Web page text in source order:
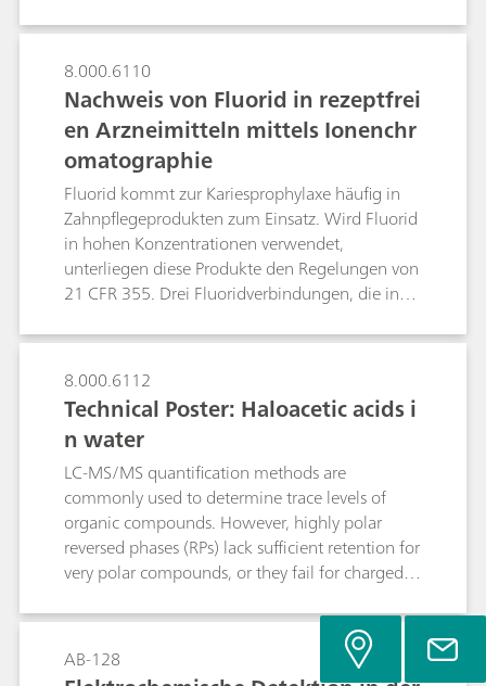
Identifikation gegenwärtig mittels
nasschemischer Verfahren und die Bestimmung
durch manuelle Titration, die bekanntermassen
eine geringere Präzision und Genauigkeit bietet.
Im Rahmen der globalen Modernisierung der
USP-Monographien wurde eine selektive und
empfindlichere Alternativmethode entwickelt
und validiert ‒ die Ionenchromatographie (IC).
Die vorgeschlagene IC-Methode kann auch
anstelle nasschemischer Verfahren für den
Identifikationstest verwendet werden.
8.000.6110
Nachweis von Fluorid in rezeptfrei
en Arzneimitteln mittels Ionenchr
omatographie
Fluorid kommt zur Kariesprophylaxe häufig in
Zahnpflegeprodukten zum Einsatz. Wird Fluorid
in hohen Konzentrationen verwendet,
unterliegen diese Produkte den Regelungen von
21 CFR 355. Drei Fluoridverbindungen, die in
Kariesschutz zum Einsatz kommen, sind
Natriumfluorid, Zinnfluorid und
Natriummonofluorophopsphat (MFP). Die
Bestimmung von Fluorid in diesen Wirkstoffen
und fertigen Formulierungen erfolgt durch
manuelle Titration oder mithilfe ionenselektiver
Elektroden. Im Rahmen der globalen
Modernisierung der USP-Monographien wurde
eine selektive und empfindlichere
Alternativmethode entwickelt und validiert ‒ die
Ionenchromatographie (IC). Die vorgeschlagene
IC-Methode kann auch anstelle nasschemischer
Verfahren für den Identifikationstest verwendet
werden.
8.000.6112
Technical Poster: Haloacetic acids i
n water
LC-MS/MS quantification methods are
commonly used to determine trace levels of
organic compounds. However, highly polar
reversed phases (RPs) lack sufficient retention for
very polar compounds, or they fail for charged
(IC) and subsequent MS/MS detection is an
innovative alternative approach that combines
the fast elution and flexibility of the IC system
AB-128